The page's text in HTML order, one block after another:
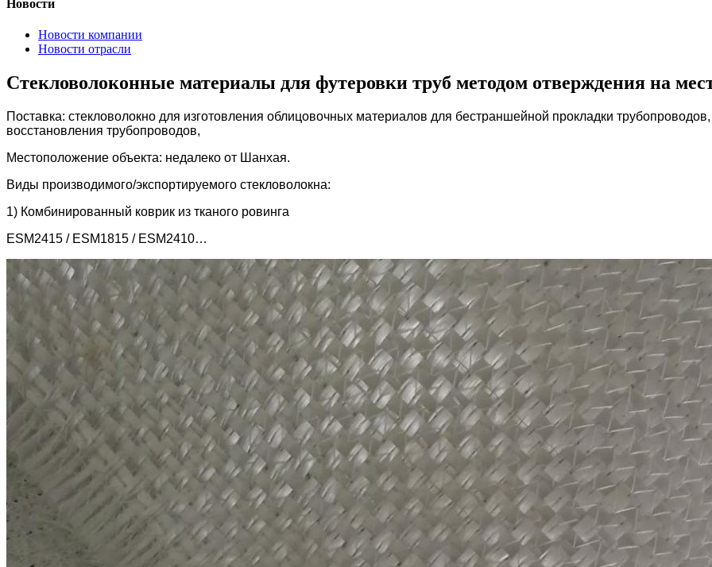
Новости
Новости компании
Новости отрасли
Стекловолоконные материалы для футеровки труб методом отверждения на
Поставка: стекловолокно для изготовления облицовочных материалов для бестраншейной прокладки
восстановления трубопроводов,
Местоположение объекта: недалеко от Шанхая.
Виды производимого/экспортируемого стекловолокна:
1) Комбинированный коврик из тканого ровинга
ESM2415 / ESM1815 / ESM2410…